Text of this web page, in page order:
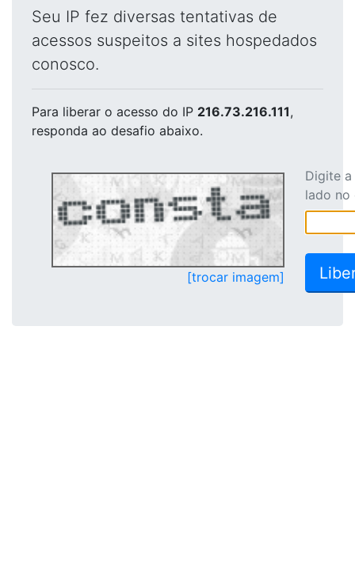
Seu IP fez diversas tentativas de
acessos suspeitos a sites hospedados
conosco.
Para liberar o acesso do IP 216.73.216.111,
responda ao desafio abaixo.
[trocar imagem]
Digite
lado no